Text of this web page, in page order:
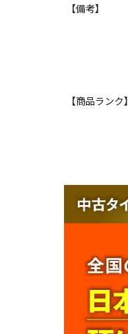
【備考】
【商品ランク】